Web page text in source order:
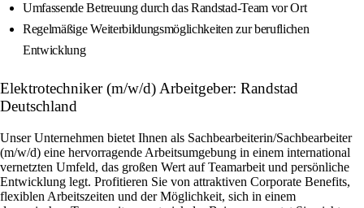
Umfassende Betreuung durch das Randstad-Team vor Ort
Regelmäßige Weiterbildungsmöglichkeiten zur beruflichen
Entwicklung
Elektrotechniker (m/w/d) Arbeitgeber: Randstad
Deutschland
Unser Unternehmen bietet Ihnen als Sachbearbeiterin/Sachbearbeiter
(m/w/d) eine hervorragende Arbeitsumgebung in einem international
vernetzten Umfeld, das großen Wert auf Teamarbeit und persönliche
Entwicklung legt. Profitieren Sie von attraktiven Corporate Benefits,
flexiblen Arbeitszeiten und der Möglichkeit, sich in einem